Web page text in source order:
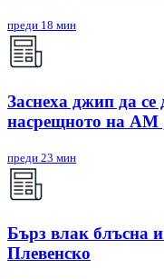
преди 18 мин
Заснеха джип да
насрещното на
преди 23 мин
Бърз влак блъсна
Плевенско